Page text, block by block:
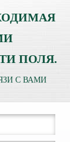
ПОЛЯ.
С ВАМИ